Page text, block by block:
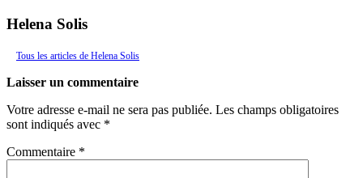
Helena Solis
Tous les articles de Helena Solis
Laisser un commentaire
Votre adresse e-mail ne sera pas publiée. Les champs obligatoires
sont indiqués avec *
Commentaire *